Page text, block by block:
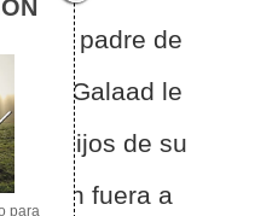
era el padre de
de Galaad le
los hijos de su
fuera a